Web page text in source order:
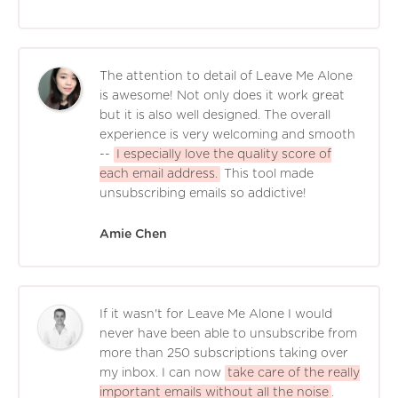
The attention to detail of Leave Me Alone
is awesome! Not only does it work great
but it is also well designed. The overall
experience is very welcoming and smooth
--
I especially love the quality score of
each email address.
This tool made
unsubscribing emails so addictive!
Amie Chen
If it wasn't for Leave Me Alone I would
never have been able to unsubscribe from
more than 250 subscriptions taking over
my inbox. I can now take care of the really
important emails without all the noise